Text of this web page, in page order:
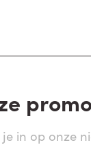
in op onze